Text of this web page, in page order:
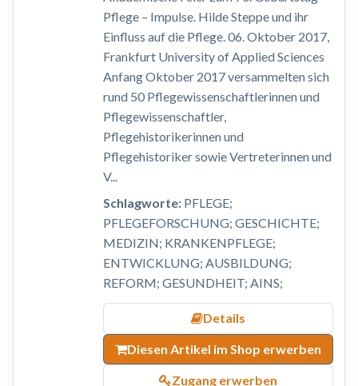
Pflege – Impulse. Hilde Steppe und ihr
Einfluss auf die Pflege. 06. Oktober 2017,
Frankfurt University of Applied Sciences
Anfang Oktober 2017 versammelten sich
rund 50 Pflegewissenschaftlerinnen und
Pflegewissenschaftler,
Pflegehistorikerinnen und
Pflegehistoriker sowie Vertreterinnen und
V...
Schlagworte:PFLEGE;
PFLEGEFORSCHUNG; GESCHICHTE;
MEDIZIN; KRANKENPFLEGE;
ENTWICKLUNG; AUSBILDUNG;
REFORM; GESUNDHEIT; AINS;
Details
Diesen Artikel im Shop erwerben
Zugang erwerben